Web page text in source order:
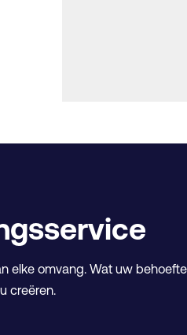
elke omvang. Wat uw
creëren.